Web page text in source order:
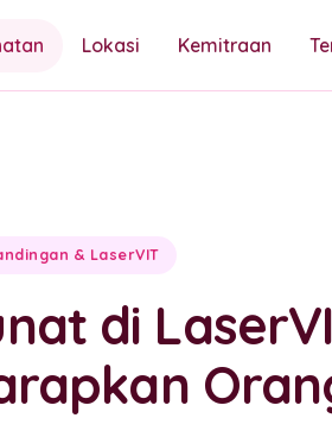
Lokasi Kemitraan
& LaserVIT
di